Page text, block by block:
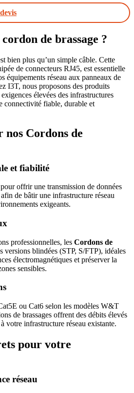
cordon de brassage ?
bien plus qu’un simple câble. Cette
de connecteurs RJ45, est essentielle
équipements réseau aux panneaux de
I3T, nous proposons des produits
élevées des infrastructures
connectivité fiable, durable et
Cordons de
et fiabilité
offrir une transmission de données
de bâtir une infrastructure réseau
exigeants.
professionnelles, les Cordons de
versions blindées (STP, S/FTP), idéales
électromagnétiques et préserver la
sensibles.
ou Cat6 selon les modèles W&T
de brassages offrent des débits élevés
votre infrastructure réseau existante.
pour votre
réseau